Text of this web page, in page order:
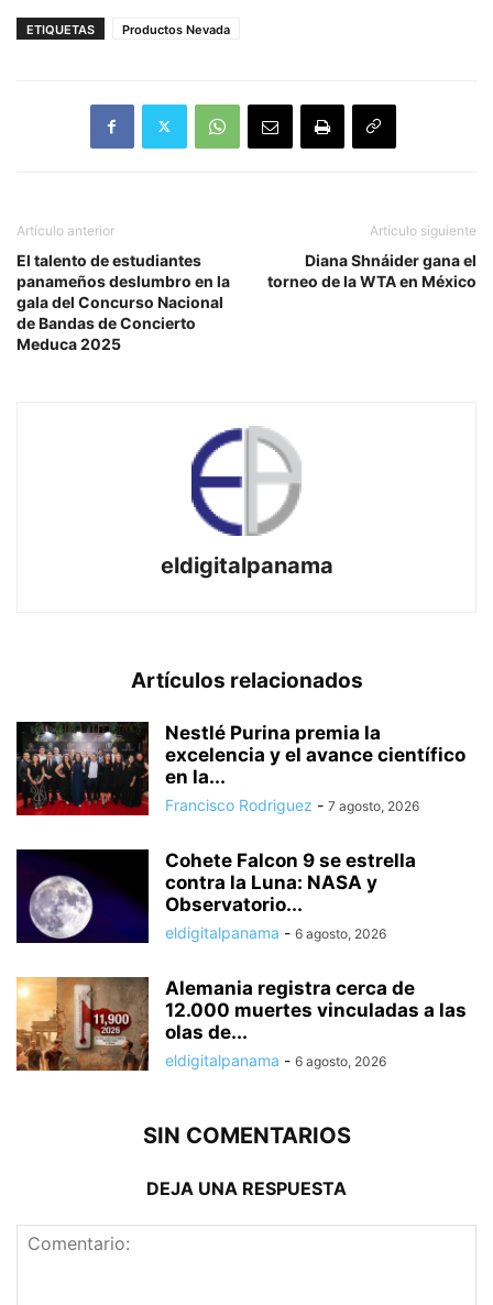
ETIQUETAS Productos Nevada
Artículo anterior
El talento de estudiantes
panameños deslumbro en la
gala del Concurso Nacional
de Bandas de Concierto
Meduca 2025
Artículo siguiente
Diana Shnáider gana el
torneo de la WTA en México
eldigitalpanama
Artículos relacionados
Nestlé Purina premia la
excelencia y el avance científico
en la...
Francisco Rodriguez - 7 agosto, 2026
Cohete Falcon 9 se estrella
contra la Luna: NASA y
Observatorio...
eldigitalpanama - 6 agosto, 2026
Alemania registra cerca de
12.000 muertes vinculadas a las
olas de...
eldigitalpanama - 6 agosto, 2026
SIN COMENTARIOS
DEJA UNA RESPUESTA